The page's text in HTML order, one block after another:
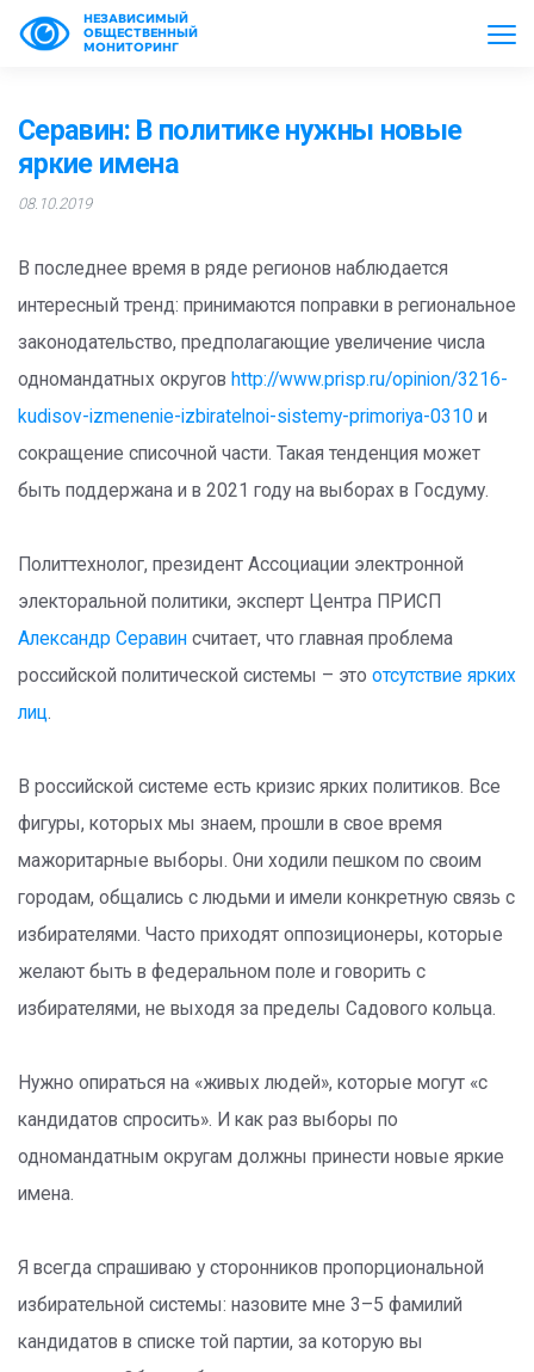
НЕЗАВИСИМЫЙ
ОБЩЕСТВЕННЫЙ
МОНИТОРИНГ
Серавин: В политике нужны новые
яркие имена
08.10.2019
В последнее время в ряде регионов наблюдается
интересный тренд: принимаются поправки в региональное
законодательство, предполагающие увеличение числа
одномандатных округов http://www.prisp.ru/opinion/3216-
kudisov-izmenenie-izbiratelnoi-sistemy-primoriya-0310 и
сокращение списочной части. Такая тенденция может
быть поддержана и в 2021 году на выборах в Госдуму.
Политтехнолог, президент Ассоциации электронной
электоральной политики, эксперт Центра ПРИСП
Александр Серавин считает, что главная проблема
российской политической системы – это отсутствие ярких
лиц.
В российской системе есть кризис ярких политиков. Все
фигуры, которых мы знаем, прошли в свое время
мажоритарные выборы. Они ходили пешком по своим
городам, общались с людьми и имели конкретную связь с
избирателями. Часто приходят оппозиционеры, которые
желают быть в федеральном поле и говорить с
избирателями, не выходя за пределы Садового кольца.
Нужно опираться на «живых людей», которые могут «с
кандидатов спросить». И как раз выборы по
одномандатным округам должны принести новые яркие
имена.
Я всегда спрашиваю у сторонников пропорциональной
избирательной системы: назовите мне 3–5 фамилий
кандидатов в списке той партии, за которую вы